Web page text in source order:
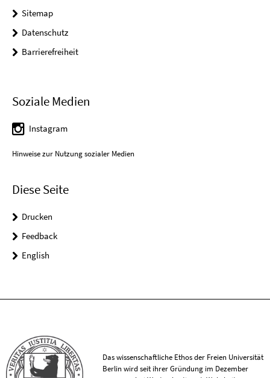
Sitemap
Datenschutz
Barrierefreiheit
Soziale Medien
Instagram
Hinweise zur Nutzung sozialer Medien
Diese Seite
Drucken
Feedback
English
Das wissenschaftliche Ethos der Freien Universität
Berlin wird seit ihrer Gründung im Dezember